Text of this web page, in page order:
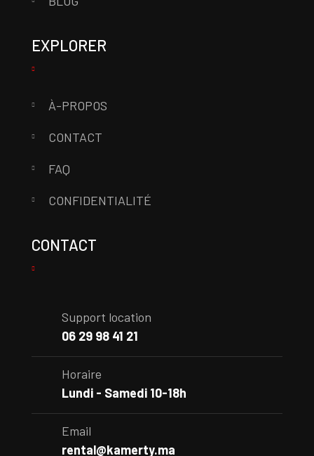
EXPLORER
À-PROPOS
CONTACT
FAQ
CONFIDENTIALITÉ
CONTACT
Support location
06 29 98 41 21
Horaire
Lundi - Samedi 10-18h
Email
rental@kamerty.ma